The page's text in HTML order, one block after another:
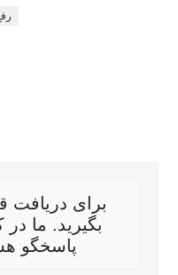
برای دریافت
بگیرید. ما
پاسخگو